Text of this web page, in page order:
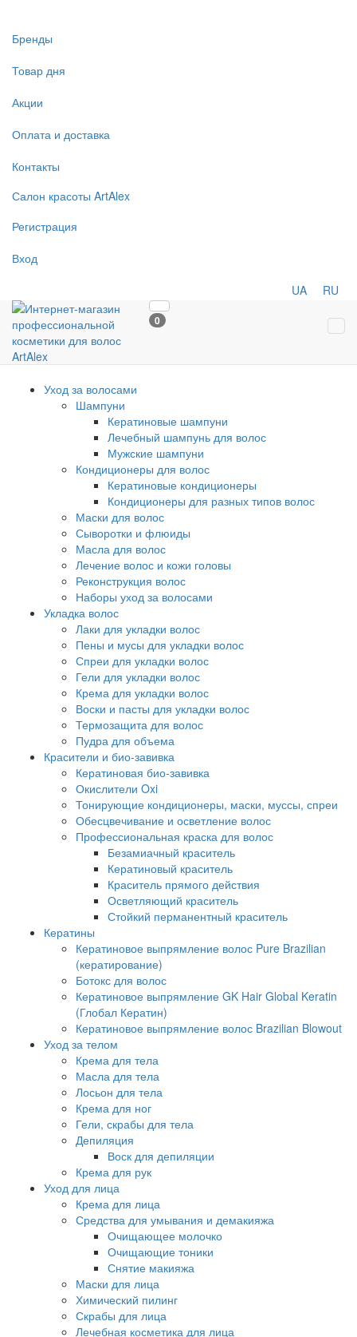
Бренды
Товар дня
Акции
Оплата и доставка
Контакты
Салон красоты ArtAlex
Регистрация
Вход
UA RU
0
Уход за волосами
Шампуни
Кератиновые шампуни
Лечебный шампунь для волос
Мужские шампуни
Кондиционеры для волос
Кератиновые кондиционеры
Кондиционеры для разных типов волос
Маски для волос
Сыворотки и флюиды
Масла для волос
Лечение волос и кожи головы
Реконструкция волос
Наборы уход за волосами
Укладка волос
Лаки для укладки волос
Пены и мусы для укладки волос
Спреи для укладки волос
Гели для укладки волос
Крема для укладки волос
Воски и пасты для укладки волос
Термозащита для волос
Пудра для объема
Красители и био-завивка
Кератиновая био-завивка
Окислители Oxi
Тонирующие кондиционеры, маски, муссы, спреи
Обесцвечивание и осветление волос
Профессиональная краска для волос
Безамиачный краситель
Кератиновый краситель
Краситель прямого действия
Осветляющий краситель
Стойкий перманентный краситель
Кератины
Кератиновое выпрямление волос Pure Brazilian
(кератирование)
Ботокс для волос
Кератиновое выпрямление GK Hair Global Keratin
(Глобал Кератин)
Кератиновое выпрямление волос Brazilian Blowout
Уход за телом
Крема для тела
Масла для тела
Лосьон для тела
Крема для ног
Гели, скрабы для тела
Депиляция
Воск для депиляции
Крема для рук
Уход для лица
Крема для лица
Средства для умывания и демакияжа
Очищающее молочко
Очищающие тоники
Снятие макияжа
Маски для лица
Химический пилинг
Скрабы для лица
Лечебная косметика для лица